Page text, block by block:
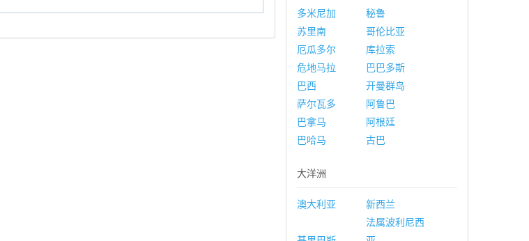
多米尼加
秘鲁
苏里南
哥伦比亚
厄瓜多尔
库拉索
危地马拉
巴巴多斯
巴西
开曼群岛
萨尔瓦多
阿鲁巴
巴拿马
阿根廷
巴哈马
古巴
大洋洲
澳大利亚 新西兰
法属波利尼西